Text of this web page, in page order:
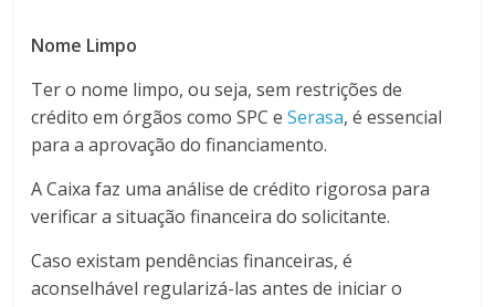
Nome Limpo
Ter o nome limpo, ou seja, sem restrições de
crédito em órgãos como SPC eSerasa, é essencial
para a aprovação do financiamento.
A Caixa faz uma análise de crédito rigorosa para
verificar a situação financeira do solicitante.
Caso existam pendências financeiras, é
aconselhável regularizá-las antes de iniciar o